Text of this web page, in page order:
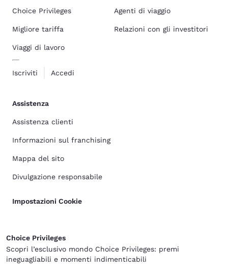
Choice Privileges
Migliore tariffa
Viaggi di lavoro
Iscriviti Accedi
Agenti di viaggio
Relazioni con gli investitori
Assistenza
Assistenza clienti
Informazioni sul franchising
Mappa del sito
Divulgazione responsabile
Impostazioni Cookie
Choice Privileges
Scopri l’esclusivo mondo Choice Privileges: premi
ineguagliabili e momenti indimenticabili